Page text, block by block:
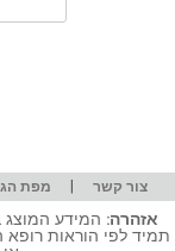
צור קשר | מפת
אזהרה: המידע המוצג
תמיד לפי הוראות